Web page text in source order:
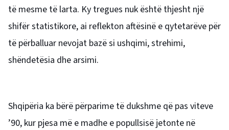
të mesme të larta. Ky tregues nuk është thjesht një
shifër statistikore, ai reflekton aftësinë e qytetarëve për
të përballuar nevojat bazë si ushqimi, strehimi,
shëndetësia dhe arsimi.
Shqipëria ka bërë përparime të dukshme që pas viteve
’90, kur pjesa më e madhe e popullsisë jetonte në